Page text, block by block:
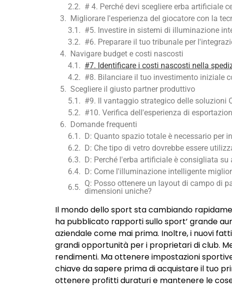
# 4. Perché devi scegliere erba artificiale
Migliorare l'esperienza del giocatore con la
#5. Investire in sistemi di illuminazione
#6. Preparare il tuo tribunale per
Navigare budget e costi nascosti
#7. Identificare i costi nascosti nella
#8. Bilanciare il tuo investimento iniziale
Scegliere il giusto partner produttivo
#9. Il vantaggio strategico delle soluzioni
#10. Verifica dell'esperienza di
Domande frequenti
D: Quanto spazio totale è necessario per
D: Che tipo di vetro dovrebbe essere
D: Perché l'erba artificiale è consigliata
D: Come l'illuminazione intelligente
Q: Posso ottenere un layout di campo di
dimensioni uniche?
Il mondo dello sport sta cambiando
ha pubblicato rapporti sullo sport’ grande
aziendale come mai prima. Inoltre, i nuovi
grandi opportunità per i proprietari di club.
rendimenti. Ma ottenere impostazioni
chiave da sapere prima di acquistare il tuo
ottenere profitti duraturi e mantenere le